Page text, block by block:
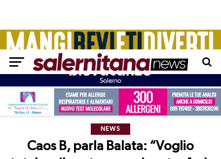
NEWS
Caos B, parla Balata: “Voglio